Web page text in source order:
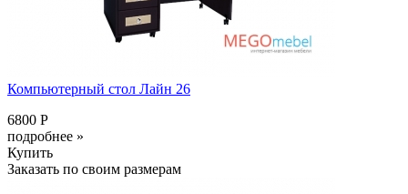
Компьютерный стол Лайн 26
6800 Р
подробнее »
Купить
Заказать по своим размерам